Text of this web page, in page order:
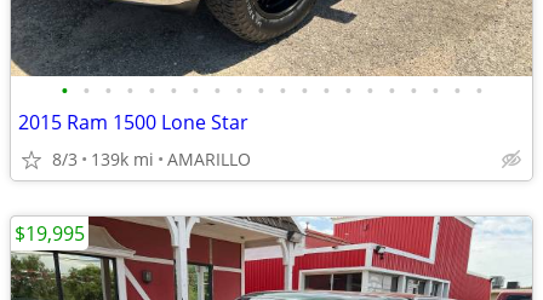
• • • • • • • • • • • • • • • • • • • •
2015 Ram 1500 Lone Star
8/3 139k mi AMARILLO
$19,995